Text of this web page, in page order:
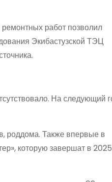
работ позволил
Экибастузской ТЭЦ
На следующий
роддома. Также впервые в
которую завершат в 2025